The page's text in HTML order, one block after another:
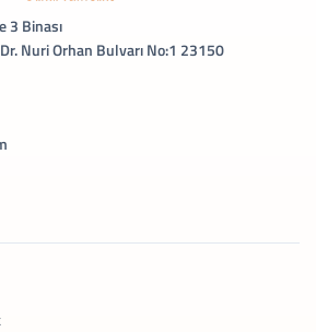
3 Binası
Nuri Orhan Bulvarı No:1 23150